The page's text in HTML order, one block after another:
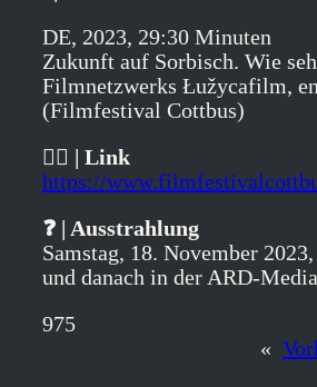
DE, 2023, 29:30 Minuten
Zukunft auf Sorbisch. Wie
Filmnetzwerks Łužycafilm,
(Filmfestival Cottbus)
👉🏼 | Link
https://
❓ | Ausstrahlung
Samstag, 18. November
und danach in der ARD-
975
«